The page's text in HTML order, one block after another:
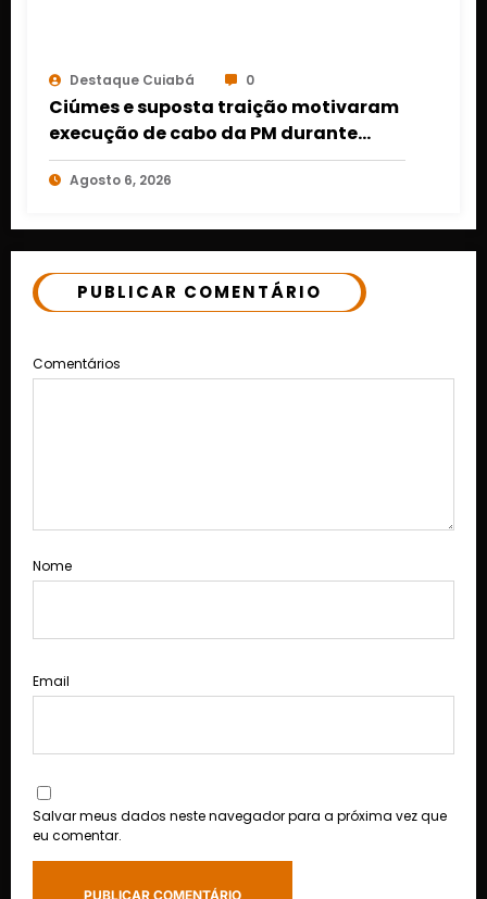
Destaque Cuiabá 0
Ciúmes e suposta traição motivaram
execução de cabo da PM durante
projeto social em Várzea Grande
Agosto 6, 2026
PUBLICAR COMENTÁRIO
Comentários
Nome
Email
Salvar meus dados neste navegador para a próxima vez que
eu comentar.